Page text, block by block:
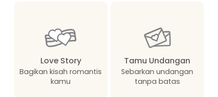
Love Story
Bagikan kisah romantis
kamu
Tamu Undangan
Sebarkan undangan
tanpa batas